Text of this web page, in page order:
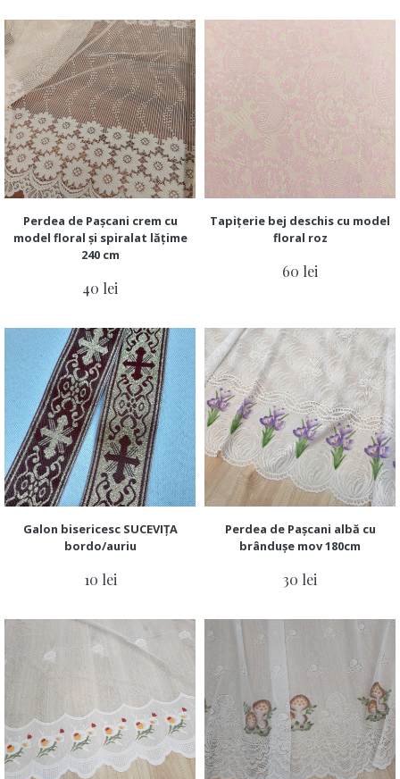
Perdea de Pașcani crem cu
model floral și spiralat lățime
240 cm
40 lei
Tapițerie bej deschis cu model
floral roz
60 lei
Galon bisericesc SUCEVIȚA
bordo/auriu
10 lei
Perdea de Pașcani albă cu
brândușe mov 180cm
30 lei